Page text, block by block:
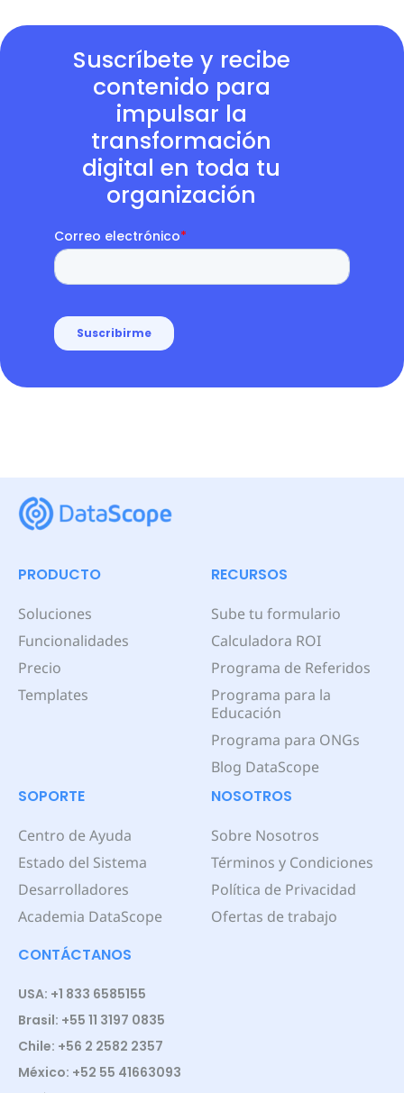
Suscríbete y recibe
contenido para
impulsar la
transformación
digital en toda tu
organización
PRODUCTO
Soluciones
Funcionalidades
Precio
Templates
RECURSOS
Sube tu formulario
Calculadora ROI
Programa de Referidos
Programa para la
Educación
Programa para ONGs
Blog DataScope
SOPORTE
Centro de Ayuda
Estado del Sistema
Desarrolladores
Academia DataScope
NOSOTROS
Sobre Nosotros
Términos y Condiciones
Política de Privacidad
Ofertas de trabajo
CONTÁCTANOS
USA: +1 833 6585155
Brasil: +55 11 3197 0835
Chile: +56 2 2582 2357
México: +52 55 41663093